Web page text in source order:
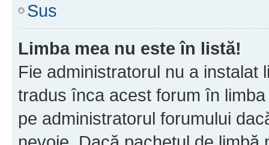
Sus
Limba mea nu este în listă!
Fie administratorul nu a instalat
tradus înca acest forum în
pe administratorul forumului